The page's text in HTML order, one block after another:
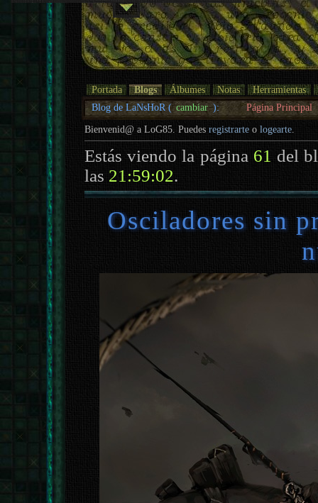
Portada Blogs Álbumes Notas
Herramientas
Blog de LaNsHoR ( cambiar ): Página Principal
Bienvenid@ a LoG85. Puedesregistrarte ologearte.
Estás viendo la página 61 del
las 21:59:02.
Osciladores sin